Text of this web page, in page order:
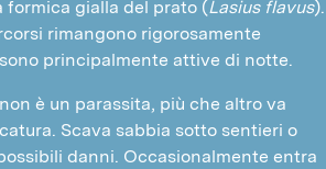
formica gialla del prato (Lasius flavus).
rimangono rigorosamente
principalmente attive di notte.
è un parassita, più che altro va
Scava sabbia sotto sentieri o
danni. Occasionalmente entra